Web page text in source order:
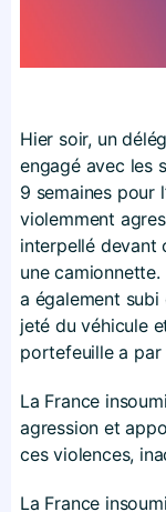
Hier soir, un
engagé avec les
9 semaines pour
violemment
interpellé devant
une camionnette.
a également subi
jeté du véhicule
portefeuille a par
La France
agression et
ces violences,
La France